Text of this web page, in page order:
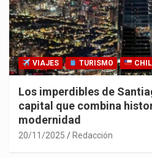
VIAJES TURISMO
Los imperdibles de
capital que combina
modernidad
20/11/2025 Redacción